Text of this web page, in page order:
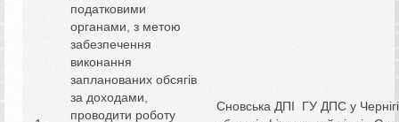
податковими
органами, з метою
забезпечення
виконання
запланованих обсягів
за доходами,
проводити роботу
Сновська ДПІ ГУ ДПС у